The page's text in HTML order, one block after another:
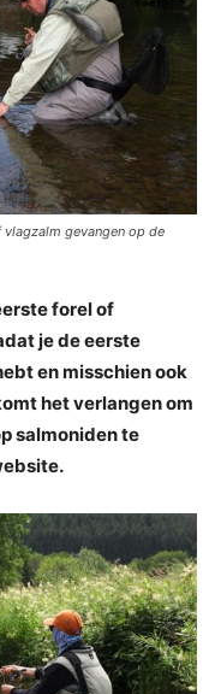
gevangen op de
forel of
je de eerste
en misschien ook
het verlangen om
salmoniden te